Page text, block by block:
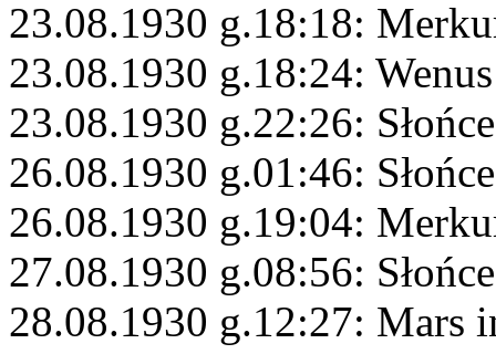
23.08.1930 g.18:18:
23.08.1930 g.18:24:
23.08.1930 g.22:26:
26.08.1930 g.01:46:
26.08.1930 g.19:04:
27.08.1930 g.08:56:
28.08.1930 g.12:27: Mars